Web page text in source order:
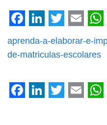
Facebook
LinkedIn
Twitter
Email
aprenda-a-elaborar-e-
de-matriculas-escolares